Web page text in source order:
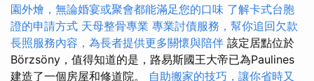
園外燴，無論婚宴或聚會都能滿足您的口味 了解卡式台胞
證的申請方式 天母整骨專業 專業討債服務，幫你追回欠款
長照服務內容，為長者提供更多關懷與陪伴 該定居點位於
Börzsöny，值得知道的是，路易斯國王大帝已為Paulines
建造了一個房屋和修道院。 自助搬家的技巧，讓你省時又